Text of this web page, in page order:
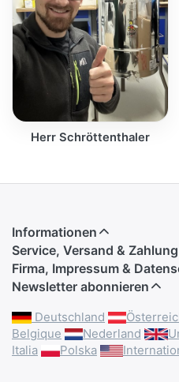
Herr Schröttenthaler
Informationen
Service, Versand & Zahlung
Firma, Impressum &
Newsletter abonnieren
Deutschland
Belgique
Nederland
Italia
Polska